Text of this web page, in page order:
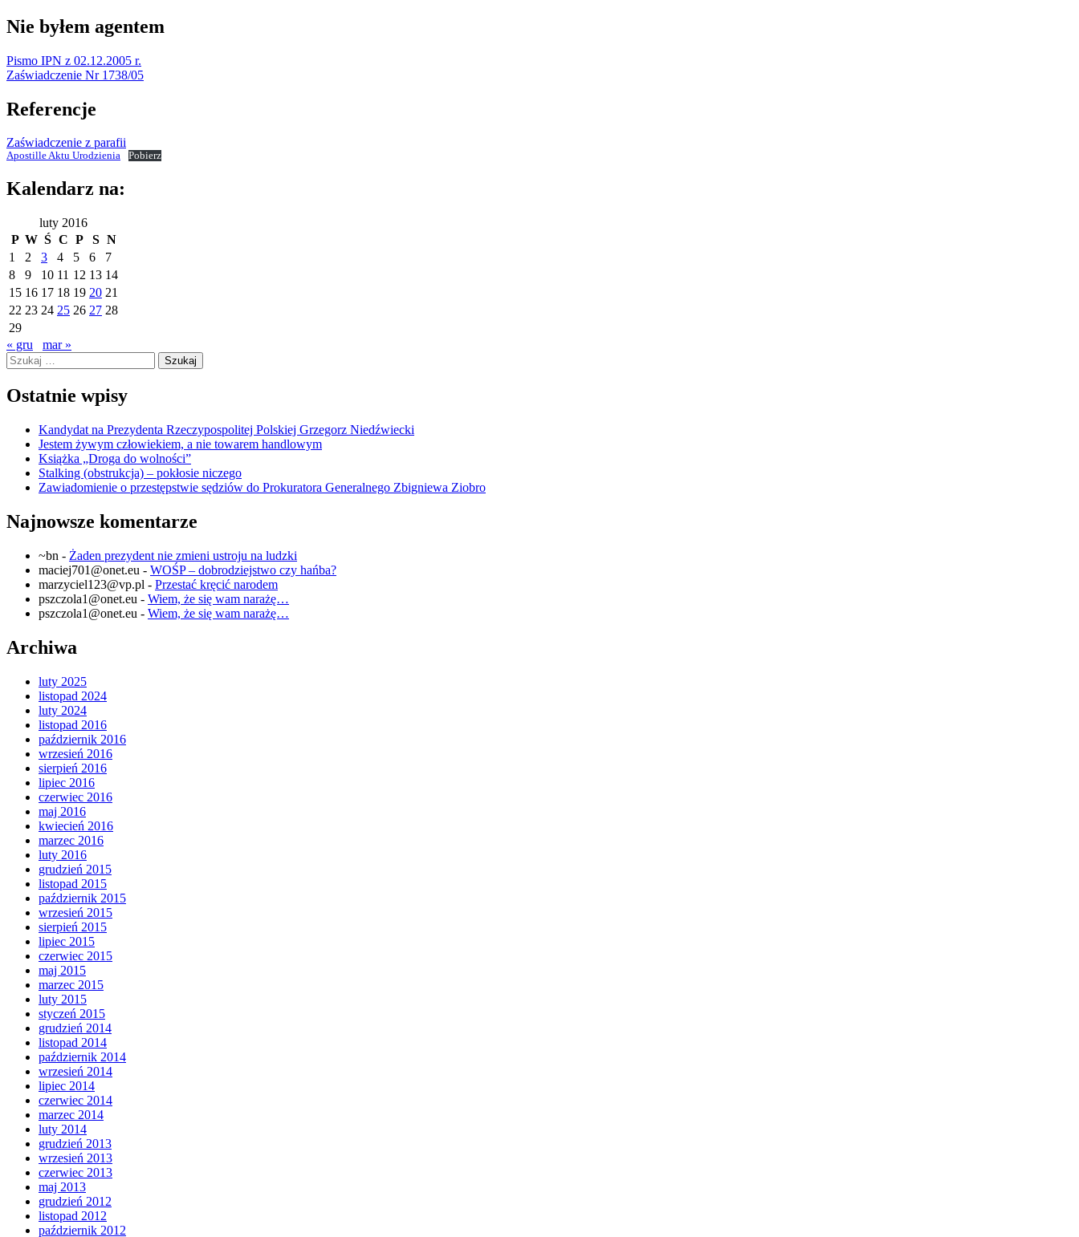
Nie byłem agentem
Pismo IPN z 02.12.2005 r.
Zaświadczenie Nr 1738/05
Referencje
Zaświadczenie z parafii
Apostille Aktu Urodzienia Pobierz
Kalendarz na:
luty 2016
P W Ś C P S N
1
2 3 4 5 6
7
8
9 10 11 12 13 14
15 16 17 18 19 20 21
22 23 24 25 26 27 28
29
« gru
mar »
Szukaj:
Ostatnie wpisy
Kandydat na Prezydenta Rzeczypospolitej Polskiej Grzegorz Niedźwiecki
Jestem żywym człowiekiem, a nie towarem handlowym
Książka „Droga do wolności”
Stalking (obstrukcja) – pokłosie niczego
Zawiadomienie o przestępstwie sędziów do Prokuratora Generalnego Zbigniewa Ziobro
Najnowsze komentarze
~bn - Żaden prezydent nie zmieni ustroju na ludzki
maciej701@onet.eu - WOŚP – dobrodziejstwo czy hańba?
marzyciel123@vp.pl - Przestać kręcić narodem
pszczola1@onet.eu - Wiem, że się wam narażę…
pszczola1@onet.eu - Wiem, że się wam narażę…
Archiwa
luty 2025
listopad 2024
luty 2024
listopad 2016
październik 2016
wrzesień 2016
sierpień 2016
lipiec 2016
czerwiec 2016
maj 2016
kwiecień 2016
marzec 2016
luty 2016
grudzień 2015
listopad 2015
październik 2015
wrzesień 2015
sierpień 2015
lipiec 2015
czerwiec 2015
maj 2015
marzec 2015
luty 2015
styczeń 2015
grudzień 2014
listopad 2014
październik 2014
wrzesień 2014
lipiec 2014
czerwiec 2014
marzec 2014
luty 2014
grudzień 2013
wrzesień 2013
czerwiec 2013
maj 2013
grudzień 2012
listopad 2012
październik 2012